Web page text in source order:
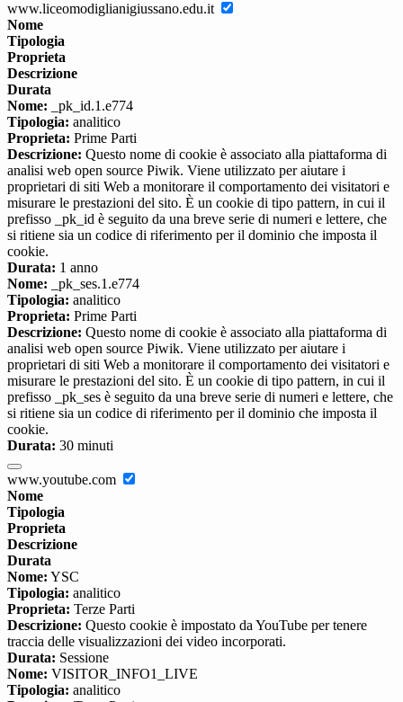
www.liceomodiglianigiussano.edu.it
Nome
Tipologia
Proprieta
Descrizione
Durata
Nome: _pk_id.1.e774
Tipologia: analitico
Proprieta: Prime Parti
Descrizione: Questo nome di cookie è associato alla piattaforma di
analisi web open source Piwik. Viene utilizzato per aiutare i
proprietari di siti Web a monitorare il comportamento dei visitatori e
misurare le prestazioni del sito. È un cookie di tipo pattern, in cui il
prefisso _pk_id è seguito da una breve serie di numeri e lettere, che
si ritiene sia un codice di riferimento per il dominio che imposta il
cookie.
Durata: 1 anno
Nome: _pk_ses.1.e774
Tipologia: analitico
Proprieta: Prime Parti
Descrizione: Questo nome di cookie è associato alla piattaforma di
analisi web open source Piwik. Viene utilizzato per aiutare i
proprietari di siti Web a monitorare il comportamento dei visitatori e
misurare le prestazioni del sito. È un cookie di tipo pattern, in cui il
prefisso _pk_ses è seguito da una breve serie di numeri e lettere, che
si ritiene sia un codice di riferimento per il dominio che imposta il
cookie.
Durata: 30 minuti
www.youtube.com
Nome
Tipologia
Proprieta
Descrizione
Durata
Nome: YSC
Tipologia: analitico
Proprieta: Terze Parti
Descrizione: Questo cookie è impostato da YouTube per tenere
traccia delle visualizzazioni dei video incorporati.
Durata: Sessione
Nome: VISITOR_INFO1_LIVE
Tipologia: analitico